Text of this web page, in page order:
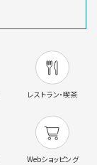
レストラン・喫茶
Webショッピング